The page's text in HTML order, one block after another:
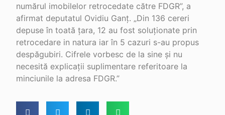
numărul imobilelor retrocedate către FDGR”, a
afirmat deputatul Ovidiu Ganț. „Din 136 cereri
depuse în toată țara, 12 au fost soluționate prin
retrocedare in natura iar în 5 cazuri s-au propus
despăgubiri. Cifrele vorbesc de la sine și nu
necesită explicații suplimentare referitoare la
minciunile la adresa FDGR.”